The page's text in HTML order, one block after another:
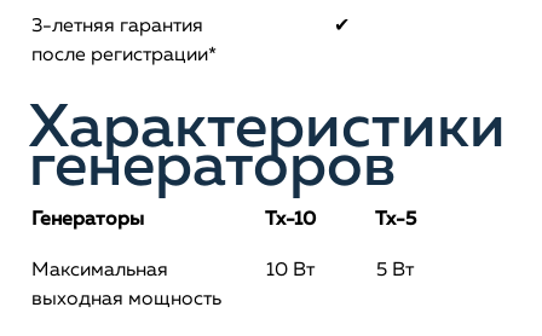
3-летняя гарантия
после регистрации*
✔
Характеристики
генераторов
Генераторы Tx-10 Tx-5
Максимальная
выходная мощность
10 Вт 5 Вт